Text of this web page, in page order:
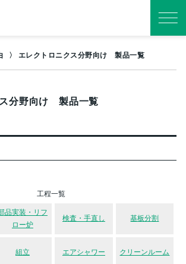
エレクトロニクス分野向け 製品一覧
分野向け 製品一覧
工程一覧
品実装・リフ
ロー炉
検査・手直し 基板分割
組立 エアシャワー クリーンルーム